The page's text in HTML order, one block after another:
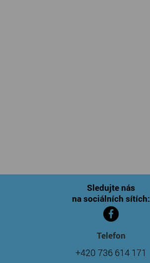
Sledujte nás
na sociálních sítích:
Telefon
+420 736 614 171